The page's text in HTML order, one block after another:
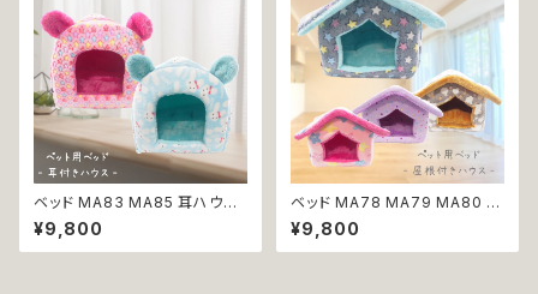
ベッド MA83 MA85 耳ハウス
ブルー レッドピンク ☆ しっぽ
犬 猫 ペット 星 スター カラフル
イヤー 返品交換不可
¥9,800
ベッド MA78 MA79 MA80 M
A81 ハウス パープル ネイビー
ピンク ブラウン ドット ☆ 三角
屋根 犬 猫 ペット ベッド 紫 水
¥9,800